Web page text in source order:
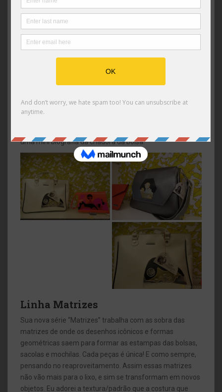
mandam para a fábrica para ser costurada. É uma forma
muito importante de valorização do funcionário, nem
sempre as costureiras podem continuar trabalhando na
fábrica, ou se afastam por um tempo. E através do Lixo
Nobre, além das peças exclusivas, como elas já
qualidade do trabalho de cada uma. Com material
reaproveitado das sobras do corte das bolsas, é realizado
marca é transformado em novas bolsas com design
uma mini biografia da criadora da bolsa.
Linha Matrizes
Sua nova série “Matrizes” trabalha com as sobra das
matrizes de onde os desenhos icônicos e formas
geométricas saem para formar as estampas das bolsas,
sacolas e mochilas. Cada peças é única! E como sempre,
pensando no reaproveitamento. Assim essas matrizes
não vão mais para o lixo, e sim se transformam em novos
objetos. Eu adorei a textura/padrão que a costura que